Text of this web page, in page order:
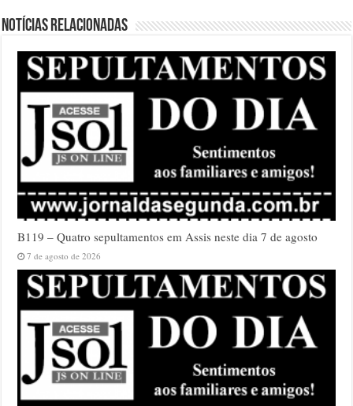
Notícias relacionadas
B119 – Quatro sepultamentos em Assis neste dia 7 de agosto
7 de agosto de 2026